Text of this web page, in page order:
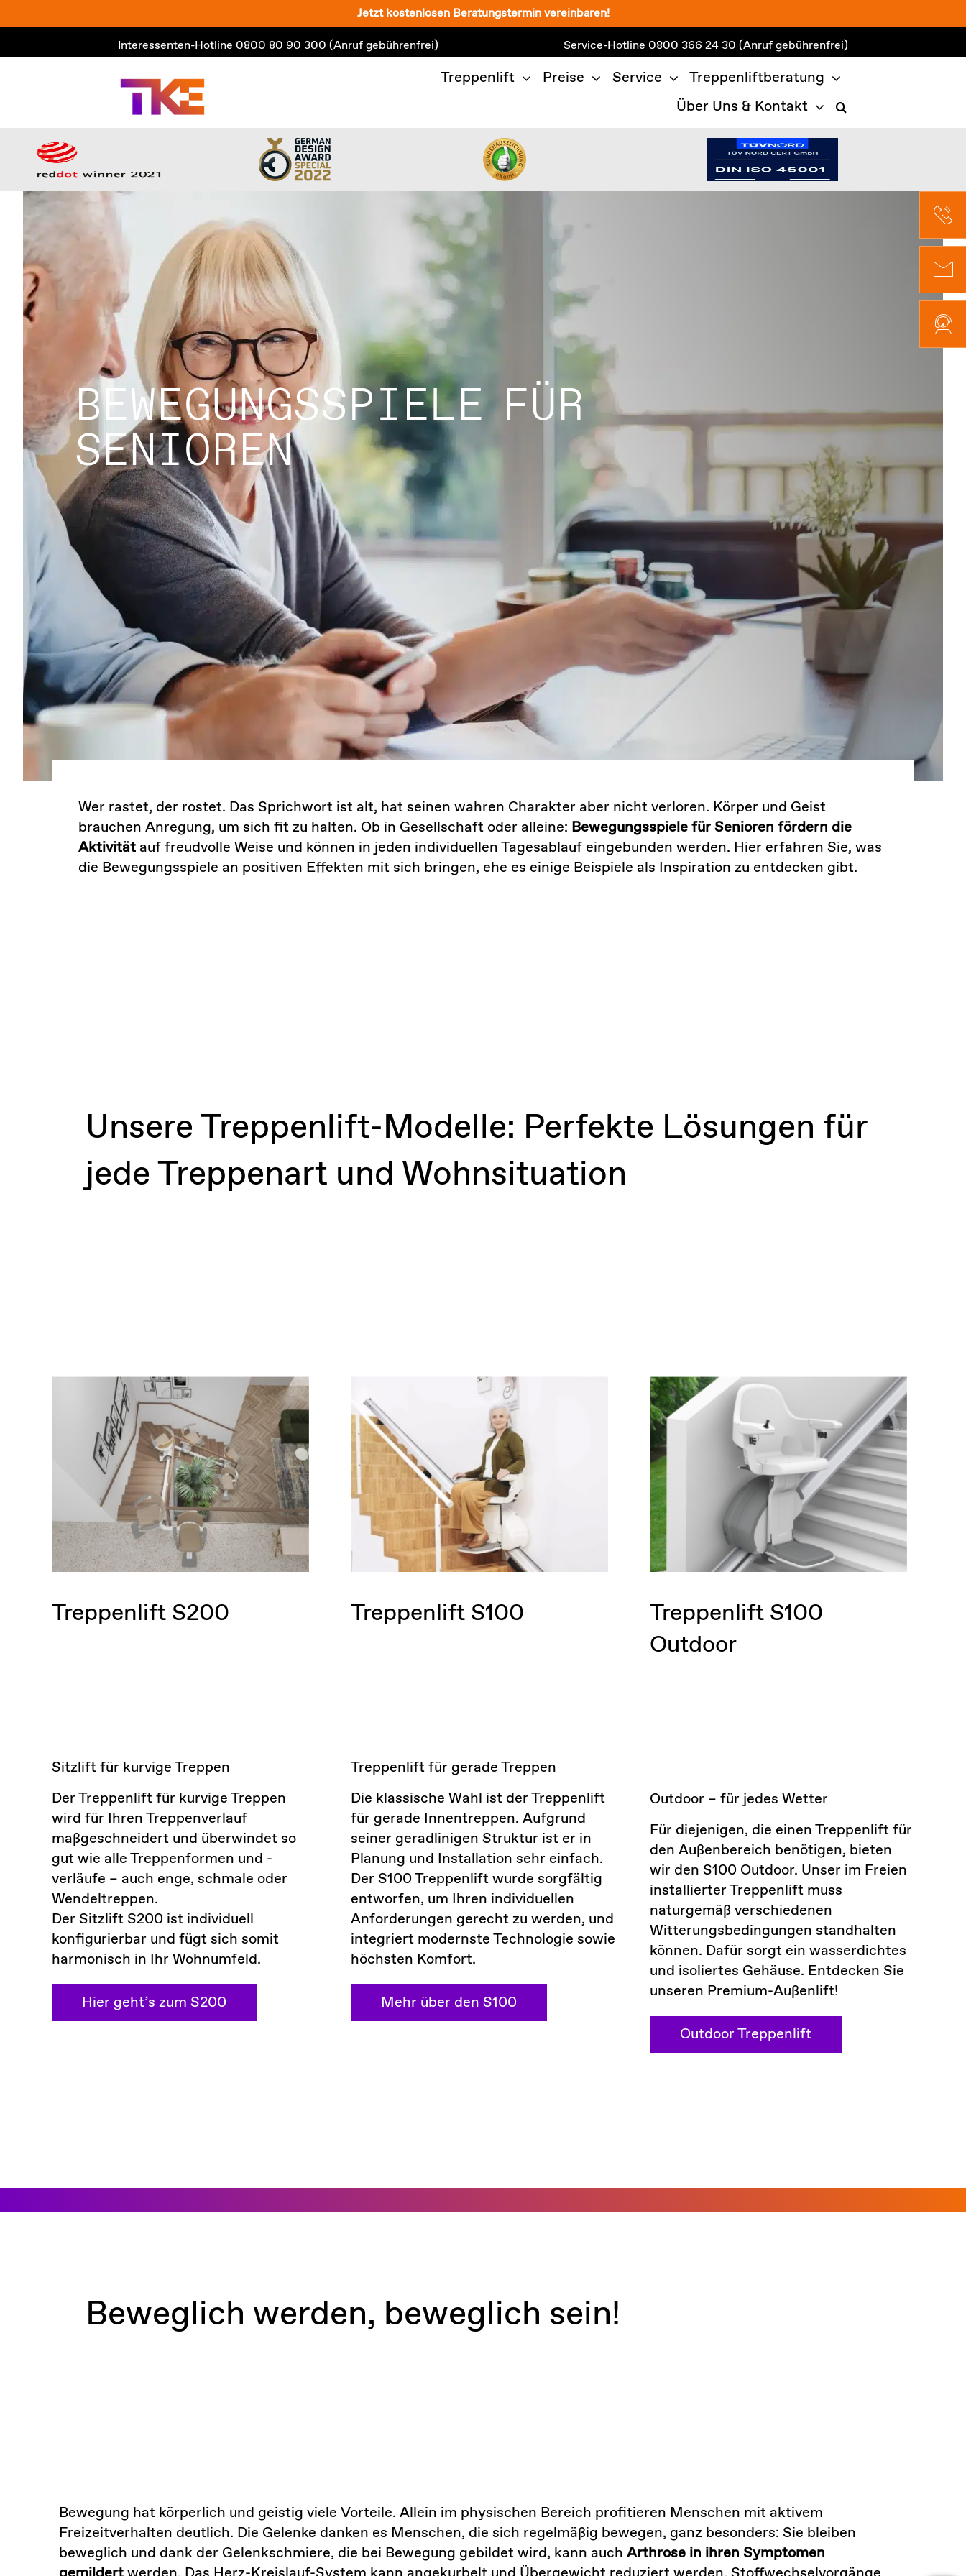
Inhalt
Jetzt kostenlosen Beratungstermin vereinbaren!
Interessenten-Hotline 0800 80 90 300 (Anruf gebührenfrei) Service-Hotline0800 366 24 30 (Anruf gebührenfrei)
Treppenlift Preise Service
Treppenliftberatung
Über Uns & Kontakt
BEWEGUNGSSPIELE FÜR
SENIOREN
Wer rastet, der rostet. Das Sprichwort ist alt, hat seinen wahren Charakter aber nicht verloren. Körper und Geist
brauchen Anregung, um sich fit zu halten. Ob in Gesellschaft oder alleine: Bewegungsspiele für Senioren fördern die
Aktivitätauf freudvolle Weise und können in jeden individuellen Tagesablauf eingebunden werden. Hier erfahren Sie, was
die Bewegungsspiele an positiven Effekten mit sich bringen, ehe es einige Beispiele als Inspiration zu entdecken gibt.
Unsere Treppenlift-Modelle: Perfekte Lösungen für
jede Treppenart und Wohnsituation
Treppenlift S200
Sitzlift für kurvige Treppen
Der Treppenlift für kurvige Treppen
wird für Ihren Treppenverlauf
maßgeschneidert und überwindet so
gut wie alle Treppenformen und -
verläufe – auch enge, schmale oder
Wendeltreppen.
Der Sitzlift S200 ist individuell
konfigurierbar und fügt sich somit
harmonisch in Ihr Wohnumfeld.
Hier geht’s zum S200
Treppenlift S100
Treppenlift für gerade Treppen
Die klassische Wahl ist der Treppenlift
für gerade Innentreppen. Aufgrund
seiner geradlinigen Struktur ist er in
Planung und Installation sehr einfach.
Der S100 Treppenlift wurde sorgfältig
entworfen, um Ihren individuellen
Anforderungen gerecht zu werden, und
integriert modernste Technologie sowie
höchsten Komfort.
Mehr über den S100
Treppenlift S100
Outdoor
Outdoor – für jedes Wetter
Für diejenigen, die einen Treppenlift für
den Außenbereich benötigen, bieten
wir den S100 Outdoor. Unser im Freien
installierter Treppenlift muss
naturgemäß verschiedenen
Witterungsbedingungen standhalten
können. Dafür sorgt ein wasserdichtes
und isoliertes Gehäuse. Entdecken Sie
unseren Premium-Außenlift!
Outdoor Treppenlift
Beweglich werden, beweglich sein!
Bewegung hat körperlich und geistig viele Vorteile. Allein im physischen Bereich profitieren Menschen mit aktivem
Freizeitverhalten deutlich. Die Gelenke danken es Menschen, die sich regelmäßig bewegen, ganz besonders: Sie bleiben
beweglich und dank der Gelenkschmiere, die bei Bewegung gebildet wird, kann auch Arthrose in ihren Symptomen